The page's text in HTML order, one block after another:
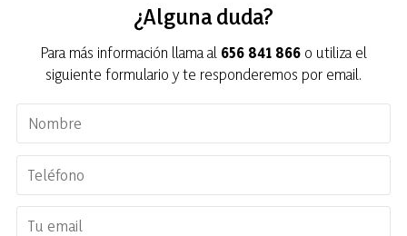
¿Alguna duda?
Para más información llama al 656 841 866o utiliza el
siguiente formulario y te responderemos por email.